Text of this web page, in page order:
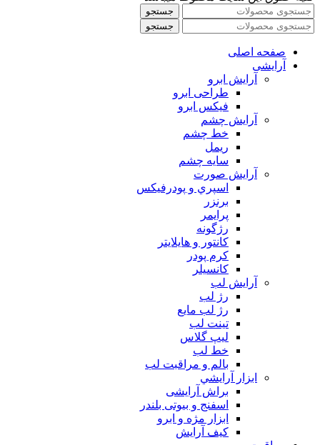
جستجو
جستجو
صفحه اصلی
آرایشی
آرايش ابرو
طراحی ابرو
فیکس ابرو
آرايش چشم
خط چشم
ريمل
سايه چشم
آرايش صورت
اسپري و پودرفيكس
برنزر
پرايمر
رژگونه
كانتور و هايلايتر
كرم پودر
كانسيلر
آرايش لب
رژ لب
رژ لب مایع
تینت لب
لیپ گلاس
خط لب
بالم و مراقبت لب
ابزار آرايشي
براش آرایشی
اسفنج و بیوتی بلندر
ابزار مژه و ابرو
کیف آرایش